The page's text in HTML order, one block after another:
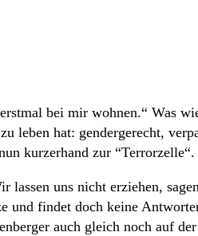
bei mir wohnen.“ Was
leben hat: gendergerecht,
kurzerhand zur “Terrorzelle“.
lassen uns nicht erziehen,
findet doch keine
auch gleich noch auf